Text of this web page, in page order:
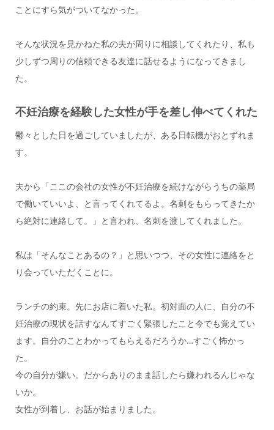
ことにすら気がついてなかった。
そんな状況を見かねた私の夫が周りに相談してくれたり、私も
少しずつ周りの信頼できる友達に話せるようになってきまし
た。
不妊治療を経験した女性が手を差し伸べてくれた
鬱々とした日を過ごしていましたが、ある日転機がおとずれま
す。
夫から「ここの会社の女性が不妊治療を続けながらうちの薬局
で働いていいよ、と言ってくれてるよ。名刺をもらってきたか
ら絶対に連絡して。」と言われ、名刺を渡してくれました。
私は「そんなことあるの？」と思いつつ、その女性に連絡をと
り会っていただくことに。
ランチの約束。先にお店に着いた私。初対面の人に、自分の不
妊治療の現状を話すなんてすごく緊張したこと今でも覚えてい
ます。自分のことわかってもらえるだろうか…すごく怖かっ
た。
今の自分が嫌い。だからありのまま話したら嫌われるんじゃな
いか。
女性が到着し、お話が始まりました。